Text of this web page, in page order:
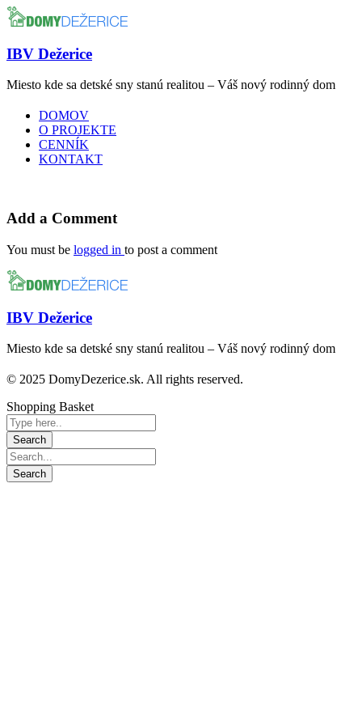
IBV Dežerice
Miesto kde sa detské sny stanú realitou – Váš nový rodinný dom
DOMOV
O PROJEKTE
CENNÍK
KONTAKT
Add a Comment
You must be logged in to post a comment
IBV Dežerice
Miesto kde sa detské sny stanú realitou – Váš nový rodinný dom
© 2025 DomyDezerice.sk. All rights reserved.
Shopping Basket